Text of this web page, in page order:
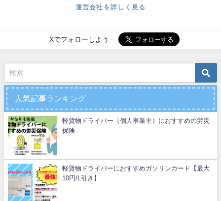
運営会社を詳しく見る
Xでフォローしよう
人気記事ランキング
軽貨物ドライバー（個人事業主）におすすめの労災
保険
軽貨物ドライバーにおすすめガソリンカード【最大
10円/L引き】